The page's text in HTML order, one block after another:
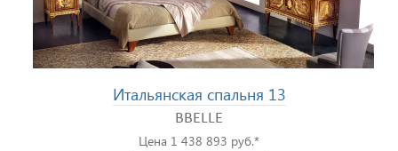
Итальянская спальня 13
BBELLE
Цена 1 438 893 руб.*